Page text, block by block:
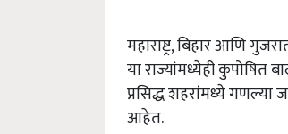
महाराष्ट्र, बिहार आणि
या राज्यांमध्येही कुपोषित
प्रसिद्ध शहरांमध्ये गणल्या
आहेत.